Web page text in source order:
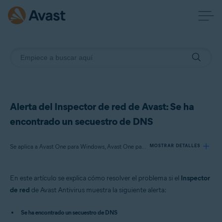
Alerta del Inspector de red de Avast: Se ha
encontrado un secuestro de DNS
Se aplica a Avast One para Windows, Avast One para Mac, Avast Premium Security para Windows, Avast Free Antivirus para Windows, Avast Premium Security para Mac, Avast Security para Mac MOSTRAR DETALLES
Avast Premium Security 22.x para Windows
En este artículo se explica cómo resolver el problema si el Inspector
de red de Avast Antivirus muestra la siguiente alerta:
Se ha encontrado un secuestro de DNS